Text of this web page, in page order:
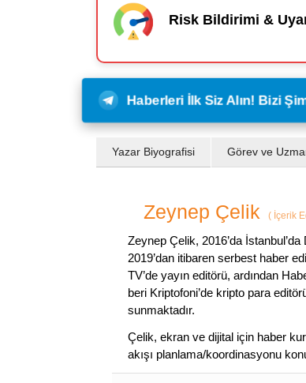
Risk Bildirimi &
Haberleri İlk Siz Alın! Bizi
Yazar Biyografisi Görev ve
Zeynep Çelik ( İçerik
Zeynep Çelik, 2016’da
2019’dan itibaren serbest haber
TV’de yayın editörü, ardından
beri Kriptofoni’de kripto para
sunmaktadır.
Çelik, ekran ve dijital için haber
akışı planlama/koordinasyonu